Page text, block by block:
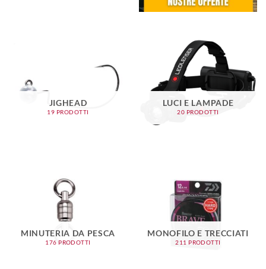
JIGHEAD
19 PRODOTTI
LUCI E LAMPADE
20 PRODOTTI
MINUTERIA DA PESCA
176 PRODOTTI
MONOFILO E TRECCIATI
211 PRODOTTI